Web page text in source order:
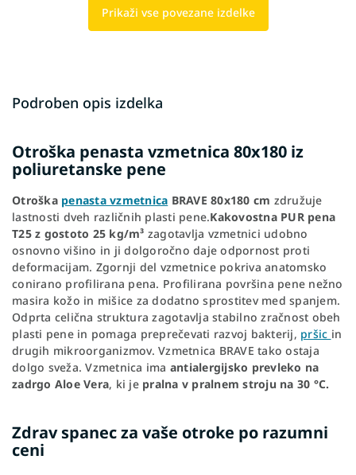
Prikaži vse povezane izdelke
Podroben opis izdelka
Otroška penasta vzmetnica 80x180 iz
poliuretanske pene
Otroška penasta vzmetnica BRAVE 80x180 cm združuje
lastnosti dveh različnih plasti pene.Kakovostna PUR pena
T25 z gostoto 25 kg/m³ zagotavlja vzmetnici udobno
osnovno višino in ji dolgoročno daje odpornost proti
deformacijam. Zgornji del vzmetnice pokriva anatomsko
conirano profilirana pena. Profilirana površina pene nežno
masira kožo in mišice za dodatno sprostitev med spanjem.
Odprta celična struktura zagotavlja stabilno zračnost obeh
plasti pene in pomaga preprečevati razvoj bakterij, pršic in
drugih mikroorganizmov. Vzmetnica BRAVE tako ostaja
dolgo sveža. Vzmetnica ima antialergijsko prevleko na
zadrgo Aloe Vera, ki jepralna v pralnem stroju na 30 °C.
Zdrav spanec za vaše otroke po razumni
ceni